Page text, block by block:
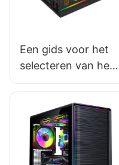
Een gids voor het
selecteren van het
juiste wattage voor